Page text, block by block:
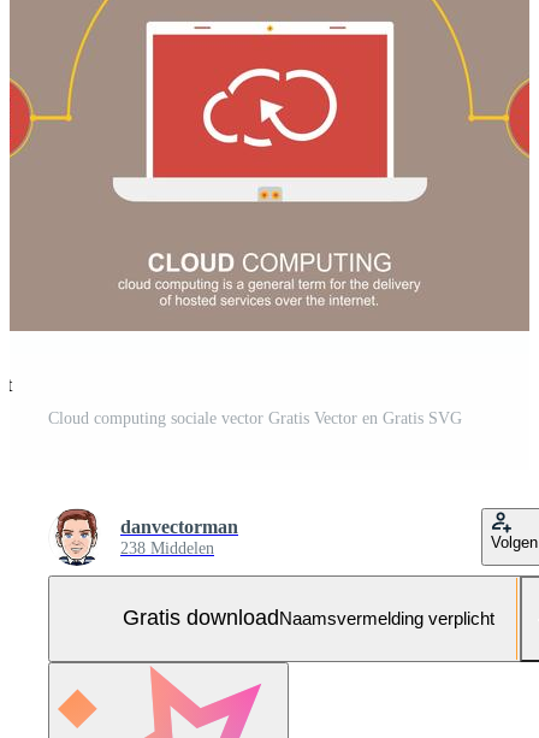
Cloud computing sociale vector Gratis Vector en Gratis SVG
danvectorman
238 Middelen Volgen
Gratis downloadNaamsvermelding verplicht